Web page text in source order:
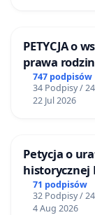
PETYCJA o
747 podpisów
34 Podpisy /
22 Jul 2026
Petycja o
historycznej
71 podpisów
32 Podpisy /
4 Aug 2026